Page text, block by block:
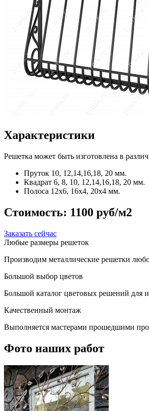
Характеристики
Решетка может быть изготовлена в
Пруток 10, 12,14,16,18, 20 мм.
Квадрат 6, 8, 10, 12,14,16,18, 20 мм.
Полоса 12x6, 16x4, 20x4 мм.
Стоимость: 1100 руб/м2
Заказать сейчас
Любые размеры решеток
Производим металлические решетки
Большой выбор цветов
Большой каталог цветовых решений для
Качественный монтаж
Выполняется мастерами прошедшими
Фото наших работ